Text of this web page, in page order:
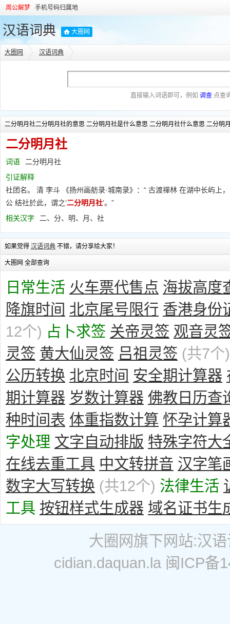
周公解梦 手机号码归属地
汉语词典 大圈网
大圈网 汉语词典
直接输入词语即可，例如 调查 点查
二分明月社二分明月社的意思 二分明月社是什么意思 二分明月社什么意思 二分明
二分明月社的解释 二分明月社的同义词
二分明月社
词语
二分明月社
引证解释
社团名。 清 李斗 《扬州画舫录·城南录》：“ 古渡禪林 在湖中长屿上
公 结社於此，谓之‘二分明月社’。”
相关汉字
二、分、明、月、社
如果觉得 汉语词典 不错，请分享给大家！
大圈网 全部查询
日常生活 火车票代售点 海拔高度
降旗时间 北京尾号限行 香港身份
12个) 占卜求签 关帝灵签 观音灵
灵签 黄大仙灵签 吕祖灵签 (共7个)
公历转换 北京时间 安全期计算器
期计算器 岁数计算器 佛教日历查
种时间表 体重指数计算 怀孕计算
字处理 文字自动排版 特殊字符大
在线去重工具 中文转拼音 汉字笔
数字大写转换 (共12个) 法律生活
工具 按钮样式生成器 域名证书生
大圈网旗下网站:汉
cidian.daquan.la 闽ICP备